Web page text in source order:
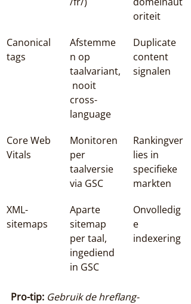
oriteit
Canonical
tags
Afstemme
n op
taalvariant,
nooit
cross-
language
Duplicate
content
signalen
Core Web
Vitals
Monitoren
per
taalversie
via GSC
Rankingver
lies in
specifieke
markten
XML-
sitemaps
Aparte
sitemap
per taal,
ingediend
in GSC
Onvolledig
e
indexering
Pro-tip: Gebruik de hreflang-